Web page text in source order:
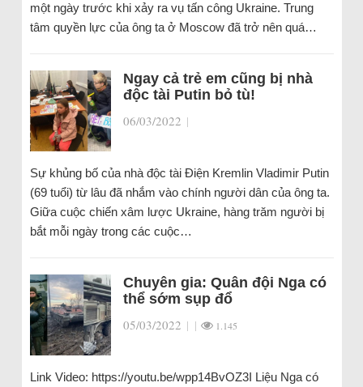
một ngày trước khi xảy ra vụ tấn công Ukraine. Trung
tâm quyền lực của ông ta ở Moscow đã trở nên quá…
Ngay cả trẻ em cũng bị nhà
độc tài Putin bỏ tù!
06/03/2022 |
Sự khủng bố của nhà độc tài Điện Kremlin Vladimir Putin
(69 tuổi) từ lâu đã nhắm vào chính người dân của ông ta.
Giữa cuộc chiến xâm lược Ukraine, hàng trăm người bị
bắt mỗi ngày trong các cuộc…
Chuyên gia: Quân đội Nga có
thể sớm sụp đổ
05/03/2022 | | 1.145
Link Video: https://youtu.be/wpp14BvOZ3I Liệu Nga có